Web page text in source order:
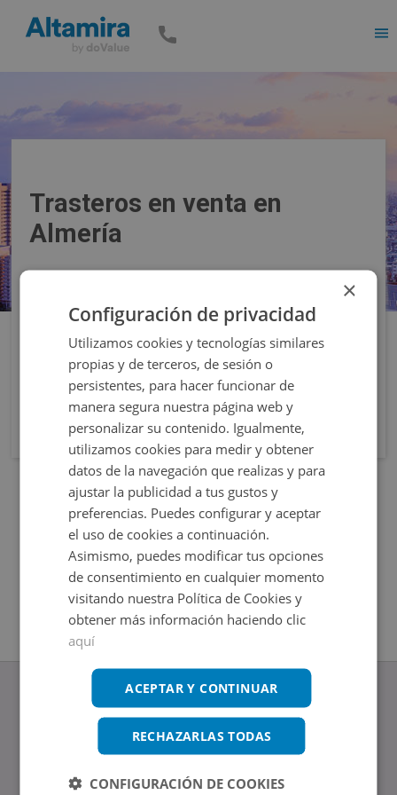
Trasteros en venta en
Almería
Filtros
www.altamirainmuebles.com
Edificio Skylight
Avenida de Manoteras 14-16, 28050, Madrid
×
Configuración de privacidad
Utilizamos cookies y tecnologías similares
propias y de terceros, de sesión o
persistentes, para hacer funcionar de
manera segura nuestra página web y
personalizar su contenido. Igualmente,
utilizamos cookies para medir y obtener
datos de la navegación que realizas y para
ajustar la publicidad a tus gustos y
preferencias. Puedes configurar y aceptar
el uso de cookies a continuación.
Asimismo, puedes modificar tus opciones
de consentimiento en cualquier momento
visitando nuestra Política de Cookies y
obtener más información haciendo clic
aquí
ACEPTAR Y CONTINUAR
RECHAZARLAS TODAS
CONFIGURACIÓN DE COOKIES